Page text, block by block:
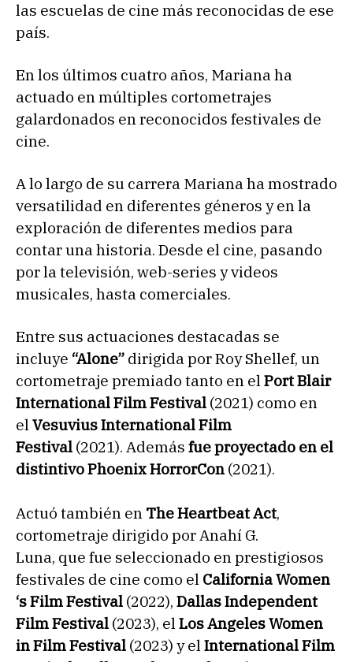
las escuelas de cine más reconocidas de ese
país.
En los últimos cuatro años, Mariana ha
actuado en múltiples cortometrajes
galardonados en reconocidos festivales de
cine.
A lo largo de su carrera Mariana ha mostrado
versatilidad en diferentes géneros y en la
exploración de diferentes medios para
contar una historia. Desde el cine, pasando
por la televisión, web-series y videos
musicales, hasta comerciales.
Entre sus actuaciones destacadas se
incluye “Alone” dirigida por Roy Shellef, un
cortometraje premiado tanto en elPort Blair
International Film Festival (2021) como en
elVesuvius International Film
Festival (2021). Además fue proyectado en el
distintivoPhoenix HorrorCon (2021).
Actuó también en The Heartbeat Act,
cortometraje dirigido por Anahí G.
Luna, que fue seleccionado en prestigiosos
festivales de cine como el California Women
‘s Film Festival (2022), Dallas Independent
Film Festival (2023), elLos Angeles Women
in Film Festival (2023) y elInternational Film